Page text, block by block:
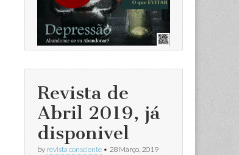
Revista de
Abril 2019, já
disponivel
by revista consciente • 28 Março, 2019